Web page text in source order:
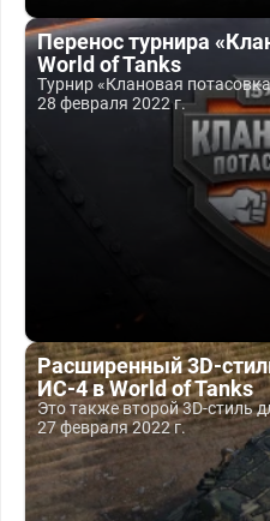
Перенос турнира
World of Tanks
Турнир «Клановая
28 февраля 2022 г.
Расширенный 3D-
ИС-4 в World of Tanks
Это также второй 3D-стиль
27 февраля 2022 г.